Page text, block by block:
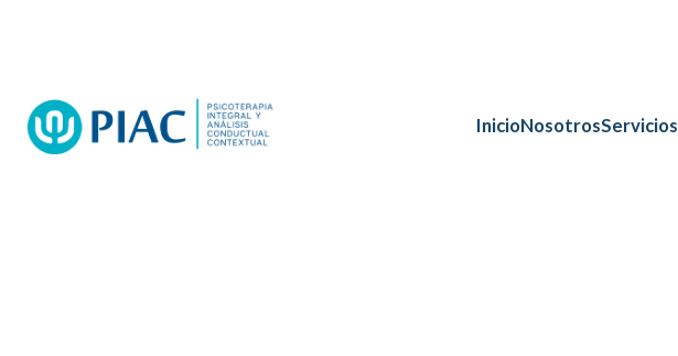
InicioNosotrosServicios